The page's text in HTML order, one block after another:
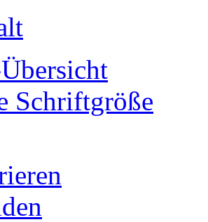
Schriftgröße